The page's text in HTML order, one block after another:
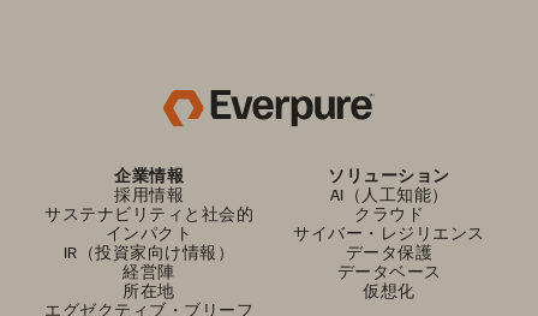
企業情報
採用情報
サステナビリティと社会的
インパクト
IR（投資家向け情報）
経営陣
所在地
エグゼクティブ・ブリーフ
ソリューション
AI（人工知能）
クラウド
サイバー・レジリエンス
データ保護
データベース
仮想化